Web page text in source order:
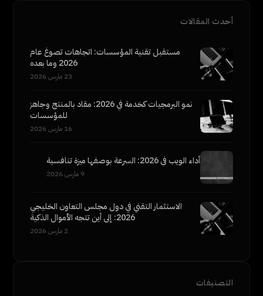
أحدث المقالات
مستقبل تقنية المؤسسات: اتجاهات تصوغ عام
2026 وما بعده
23 مارس 2026
نمو البرمجيات كخدمة في 2026: مقاد بالمنتج وجاهز
للمؤسسات
16 مارس 2026
أداء الويب في 2026: السرعة بوصفها ميزة تنافسية
9 مارس 2026
الاستثمار التقني في دول مجلس التعاون الخليجي
2026: إلى أين تتجه الأموال الذكية
2 مارس 2026
التصنيفات